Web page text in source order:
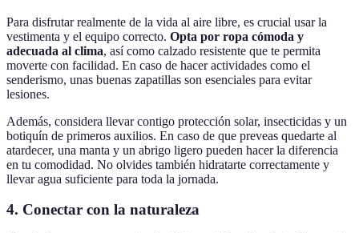
Para disfrutar realmente de la vida al aire libre, es crucial usar la
vestimenta y el equipo correcto. Opta por ropa cómoda y
adecuada al clima, así como calzado resistente que te permita
moverte con facilidad. En caso de hacer actividades como el
senderismo, unas buenas zapatillas son esenciales para evitar
lesiones.
Además, considera llevar contigo protección solar, insecticidas y un
botiquín de primeros auxilios. En caso de que preveas quedarte al
atardecer, una manta y un abrigo ligero pueden hacer la diferencia
en tu comodidad. No olvides también hidratarte correctamente y
llevar agua suficiente para toda la jornada.
4. Conectar con la naturaleza